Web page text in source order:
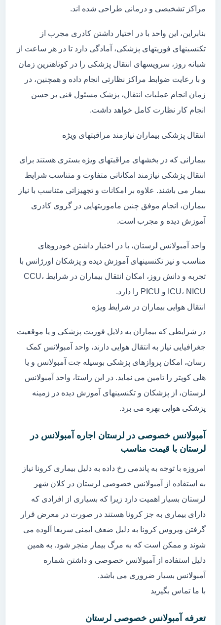
مراکز تشخیصی و درمانی طراحی شده اند.
بنابراین، این واحد با در اختیار داشتن کادری مجرب از
تکنسینهای فوریتهای پزشکی، آمادگی دارد تا در هر ساعت از
شبانه روز، سرویسهای انتقال پزشکی را در کوتاهترین زمان
و با رعایت ضوابط مراکز نظارتی انجام داده و همچنین، در
زمان انجام عملیات انتقال، پزشک مسئول فنی بر حسن
انجام کار نظارت کامل خواهد داشت.
انتقال پزشکی بیماران نیازمند مراقبتهای ویژه
بیمارانی که در بخشهای مراقبتهای ویژه بستری هستند برای
انتقال پزشکی نیازمند امکاناتی متفاوت و متناسب شرایط
بیمار می باشند. علاوه بر امکانات و تجهیزاتی متناسب با نیاز
بیماران، انجام موفق چنین ماموریتهایی در گروی کادری
آموزش دیده و مجرب است.
واحد آمبولانس لرستان، با در اختیار داشتن خودروهای
مناسب و نیز تکنسینهای آموزش دیده و پزشکان اورژانس با
تجربه و دانش روز، امکان انتقال بیماران در شرایط CCU،
ICU، NICU و PICU را دارد.
انتقال هوایی بیماران در شرایط ویژه
در شرایطی که بیماران به دلایل فوریت پزشکی و یا موقعیت
جغرافیایی نیاز به انتقال هوایی دارند، واحد آمبولانس کمک
رسان، امکان پروازهای پزشکی بوسیله جت آمبولانس و یا
هلی کوپتر را تامین می نماید. در این راستا، واحد آمبولانس
لرستان، از پزشکان و تکنسینهای آموزش دیده در زمینه
پزشکی هوایی بهره می برد.
آمبولانس خصوصی در لرستان اجاره آمبولانس در
لرستان با قیمت مناسب
امروزه با توجه به پاندمی رخ داده به دلیل بیماری کرونا نیاز
به استفاده از آمبولانس خصوصی لرستان در کلان شهر
لرستان بسیار اهمیت دارد زیرا که بسیاری از افرادی که
دارای بیماری به جز کرونا هستند در صورت در معرض قرار
گرفتن ویروس کرونا به دلیل ضعف ایمنی سریعا آلوده می
شوند و ممکن است که به مرگ بیمار منجر شود. به همین
دلیل استفاده از آمبولانس خصوصی و داشتن شماره
آمبولانس بسیار ضروری می باشد.
با ما تماس بگیرید
تعرفه آمبولانس خصوصی لرستان